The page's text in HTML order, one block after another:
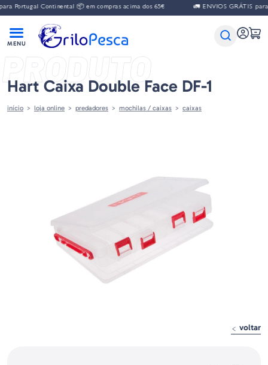
Portugal Continental 📦 em compras acima dos 65€ 🚛 ENVIOS GRÁTIS para
PRODUTO
Hart Caixa Double Face DF-1
início loja online predadores mochilas / caixas caixas
voltar